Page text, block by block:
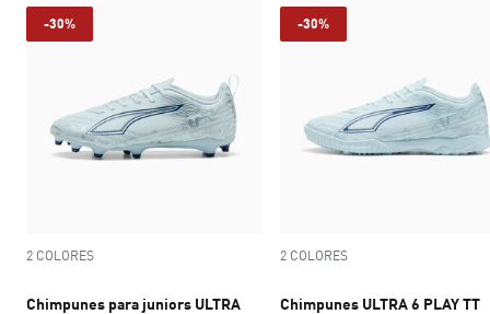
-30%
2 COLORES
Chimpunes para juniors ULTRA
-30%
2 COLORES
Chimpunes ULTRA 6 PLAY TT